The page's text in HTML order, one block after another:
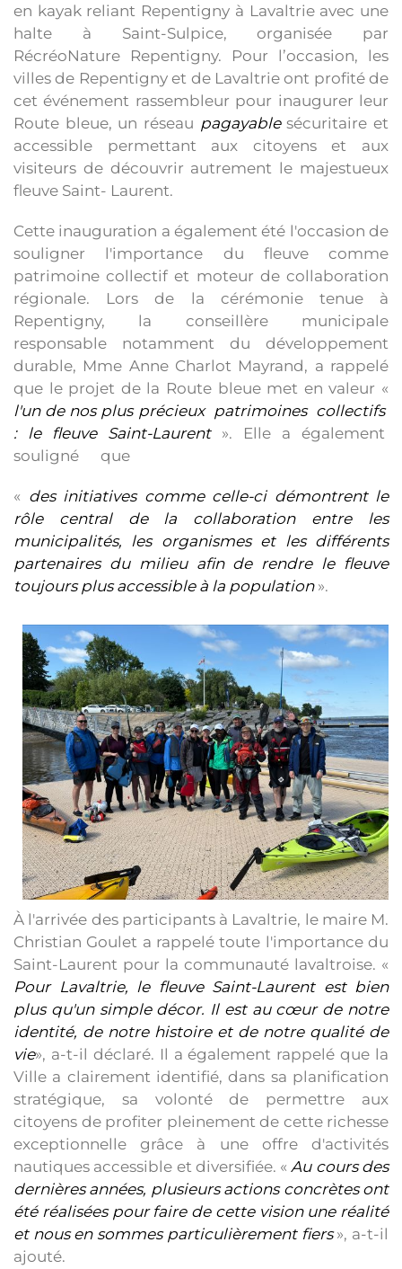
en kayak reliant Repentigny à Lavaltrie avec une
halte à Saint-Sulpice, organisée par
RécréoNature Repentigny. Pour l’occasion, les
villes de Repentigny et de Lavaltrie ont profité de
cet événement rassembleur pour inaugurer leur
Route bleue, un réseau pagayablesécuritaire et
accessible permettant aux citoyens et aux
visiteurs de découvrir autrement le majestueux
fleuve Saint- Laurent.
Cette inauguration a également été l'occasion de
souligner l'importance du fleuve comme
patrimoine collectif et moteur de collaboration
régionale. Lors de la cérémonie tenue à
Repentigny, la conseillère municipale
responsable notamment du développement
durable, Mme Anne Charlot Mayrand, a rappelé
que le projet de la Route bleue met en valeur «
l'un de nos plus précieux patrimoines collectifs
: le fleuve Saint-Laurent ». Elle a également
souligné que
« des initiatives comme celle-ci démontrent le
rôle central de la collaboration entre les
municipalités, les organismes et les différents
partenaires du milieu afin de rendre le fleuve
toujours plus accessible à la population ».
À l'arrivée des participants à Lavaltrie, le maire M.
Christian Goulet a rappelé toute l'importance du
Saint-Laurent pour la communauté lavaltroise. «
Pour Lavaltrie, le fleuve Saint-Laurent est bien
plus qu'un simple décor. Il est au cœur de notre
identité, de notre histoire et de notre qualité de
vie», a-t-il déclaré. Il a également rappelé que la
Ville a clairement identifié, dans sa planification
stratégique, sa volonté de permettre aux
citoyens de profiter pleinement de cette richesse
exceptionnelle grâce à une offre d'activités
nautiques accessible et diversifiée. « Au cours des
dernières années, plusieurs actions concrètes ont
été réalisées pour faire de cette vision une réalité
et nous en sommes particulièrement fiers», a-t-il
ajouté.